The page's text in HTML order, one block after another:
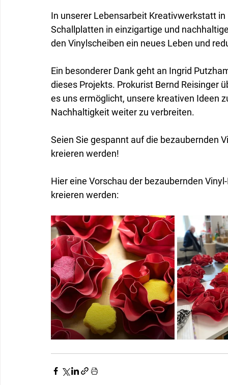
In unserer Lebensarbeit Kreativwerkstatt
Schallplatten in einzigartige und
den Vinylscheiben ein neues Leben und
Ein besonderer Dank geht an Ingrid
dieses Projekts. Prokurist Bernd Reisinger
es uns ermöglicht, unsere kreativen Ideen
Nachhaltigkeit weiter zu verbreiten.
Seien Sie gespannt auf die bezaubernden
kreieren werden!
Hier eine Vorschau der bezaubernden
kreieren werden: